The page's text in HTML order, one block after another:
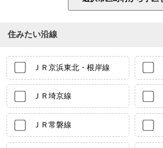
住みたい沿線
ＪＲ京浜東北・根岸線
ＪＲ埼京線
ＪＲ常磐線